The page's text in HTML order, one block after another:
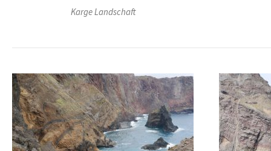
Karge Landschaft